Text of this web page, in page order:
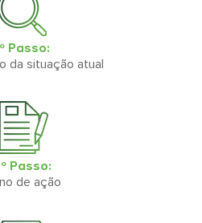
Passo:
da situação atual
Passo:
de ação